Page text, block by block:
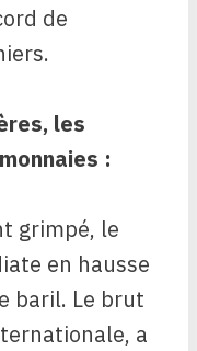
de
les
:
grimpé, le
en hausse
baril. Le brut
a